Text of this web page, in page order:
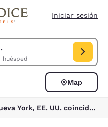
Iniciar sesión
1 huésped
York, EE. UU.. Fecha de
Map
7 de hoteles cerca de Búfalo, Nueva York, EE. UU. coinciden con tus filtros